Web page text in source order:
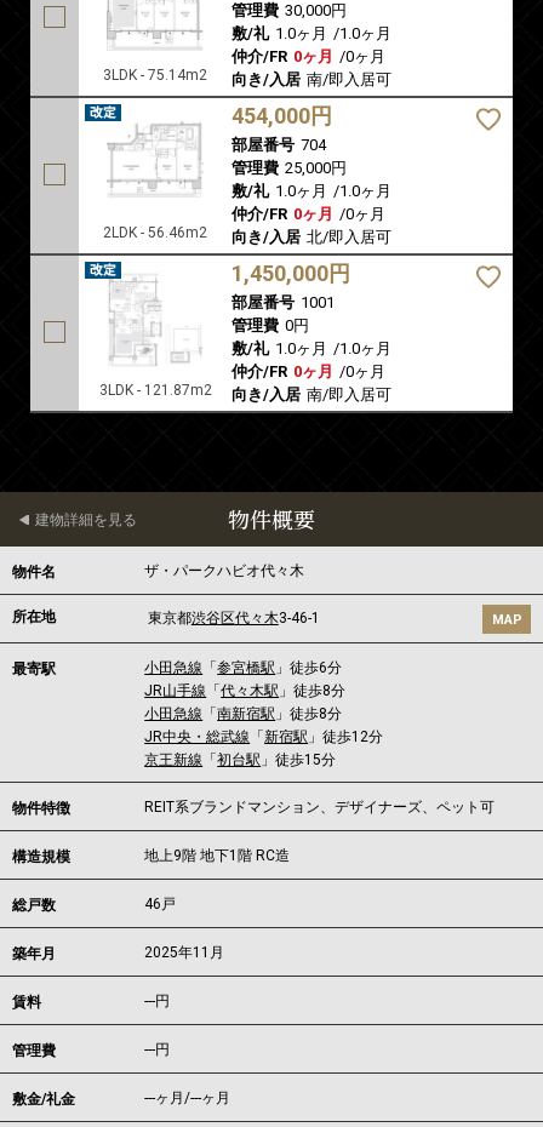
3LDK - 75.14m2
管理費 30,000円
敷/礼 1.0ヶ月 /1.0ヶ月
仲介/FR 0ヶ月 /0ヶ月
向き/入居 南/即入居可
2LDK - 56.46m2
454,000円
部屋番号 704
管理費 25,000円
敷/礼 1.0ヶ月 /1.0ヶ月
仲介/FR 0ヶ月 /0ヶ月
向き/入居 北/即入居可
3LDK - 121.87m2
1,450,000円
部屋番号 1001
管理費 0円
敷/礼 1.0ヶ月 /1.0ヶ月
仲介/FR 0ヶ月 /0ヶ月
向き/入居 南/即入居可
物件概要
建物詳細を見る
物件名 ザ・パークハビオ代々木
所在地 東京都渋谷区代々木3-46-1 MAP
最寄駅 小田急線 「参宮橋駅 」徒歩6分
JR山手線 「代々木駅 」徒歩8分
小田急線 「南新宿駅 」徒歩8分
JR中央・総武線 「新宿駅 」徒歩12分
京王新線 「初台駅 」徒歩15分
物件特徴 REIT系ブランドマンション、デザイナーズ、ペット可
構造規模 地上9階 地下1階 RC造
総戸数 46戸
築年月 2025年11月
賃料 ---円
管理費 ---円
敷金/礼金 ---ヶ月/---ヶ月